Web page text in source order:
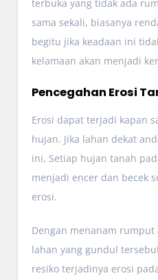
terbuka yang tidak ada
sama sekali, biasanya
begitu jika keadaan ini
kelamaan akan menjadi
Pencegahan Erosi
Erosi dapat terjadi kapan
hujan. Jika lahan dekat
ini, Setiap hujan tanah
menjadi encer dan becek
erosi.
Dengan menanam
lahan yang gundul
resiko terjadinya erosi